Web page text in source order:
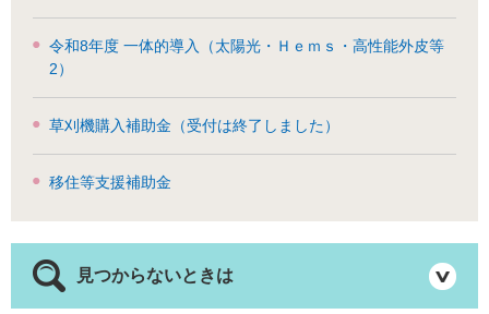
令和8年度 一体的導入（太陽光・Ｈｅｍｓ・高性能外皮等
2）
草刈機購入補助金（受付は終了しました）
移住等支援補助金
見つからないときは